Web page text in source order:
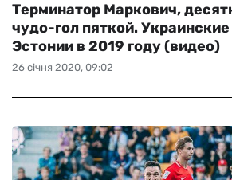
26 січня 2020, 09:02
Терминатор Маркович,
чудо-гол пяткой.
Эстонии в 2019 году (видео)